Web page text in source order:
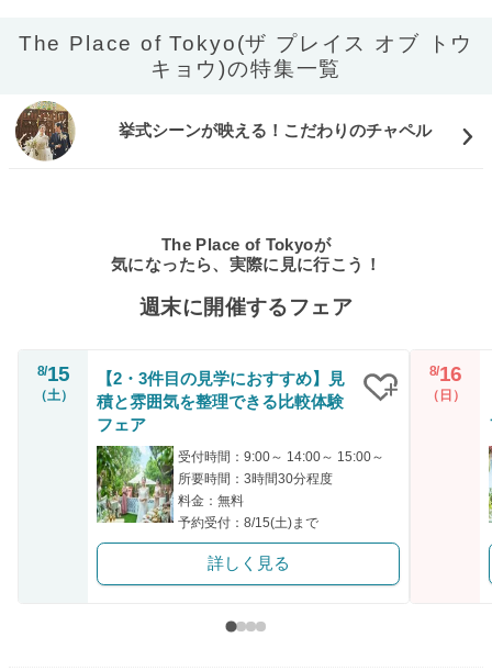
The Place of Tokyo(ザ プレイス オブ トウ
キョウ)の特集一覧
挙式シーンが映える！こだわりのチャペル
The Place of Tokyoが
気になったら、実際に見に行こう！
週末に開催するフェア
8/15
（土）
【2・3件目の見学におすすめ】見
積と雰囲気を整理できる比較体験
フェア
受付時間：9:00～ 14:00～ 15:00～
所要時間：3時間30分程度
料金：無料
予約受付：8/15(土)まで
詳しく見る
8/16
（日）